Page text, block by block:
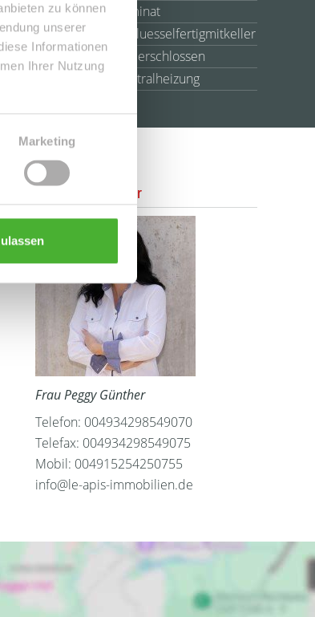
zu können
unserer
Informationen
Ihrer Nutzung
Marketing
Laminat
Schluesselfertigmitkeller
voll erschlossen
Zentralheizung
Ansprechpartner
Frau Peggy Günther
Telefon: 004934298549070
Telefax: 004934298549075
Mobil: 004915254250755
info@le-apis-immobilien.de